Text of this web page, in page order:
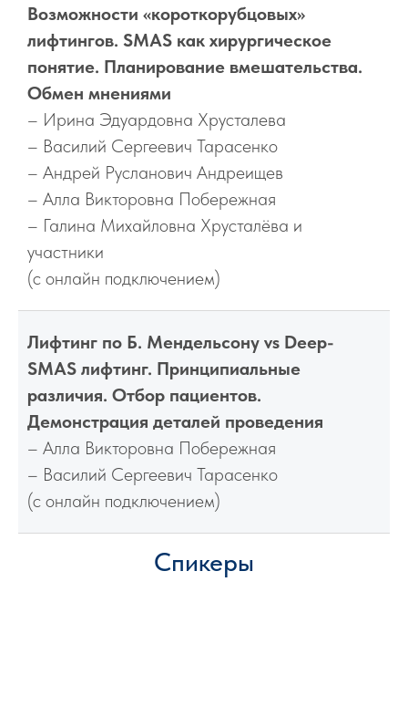
Возможности «короткорубцовых»
лифтингов. SMAS как хирургическое
понятие. Планирование вмешательства.
Обмен мнениями
– Ирина Эдуардовна Хрусталева
– Василий Сергеевич Тарасенко
– Андрей Русланович Андреищев
– Алла Викторовна Побережная
– Галина Михайловна Хрусталёва и
участники
(с онлайн подключением)
Лифтинг по Б. Мендельсону vs Deep-
SMAS лифтинг. Принципиальные
различия. Отбор пациентов.
Демонстрация деталей проведения
– Алла Викторовна Побережная
– Василий Сергеевич Тарасенко
(с онлайн подключением)
Спикеры